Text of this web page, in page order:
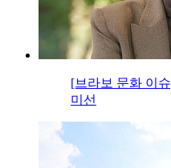
[브라보 문화 이
미선